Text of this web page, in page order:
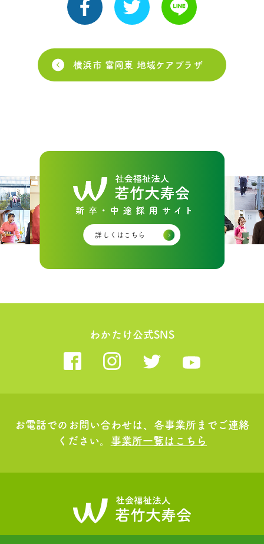
横浜市 富岡東 地域ケアプラザ
詳しくはこちら
わかたけ公式SNS
お電話でのお問い合わせは、各事業所までご連絡
ください。 事業所一覧はこちら